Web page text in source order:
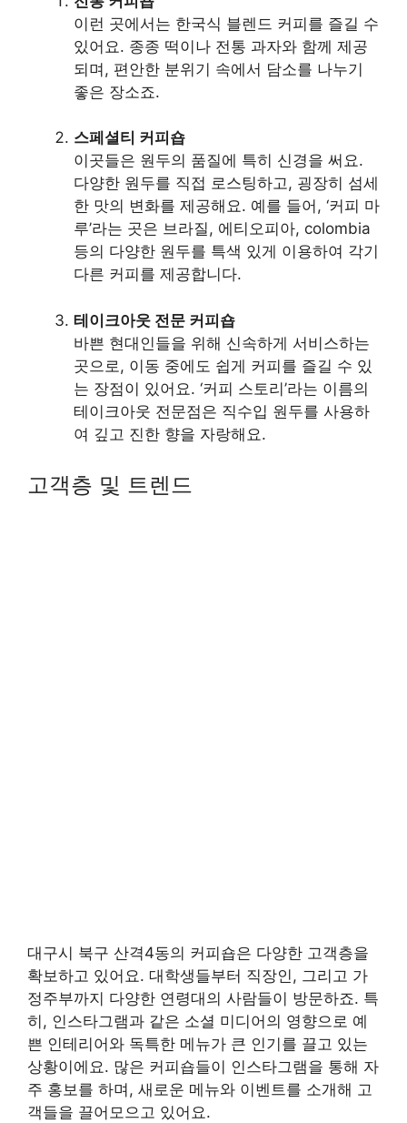
이런 곳에서는 한국식 블렌드 커피를 즐길 수
있어요. 종종 떡이나 전통 과자와 함께 제공
되며, 편안한 분위기 속에서 담소를 나누기
좋은 장소죠.
스페셜티 커피숍
이곳들은 원두의 품질에 특히 신경을 써요.
다양한 원두를 직접 로스팅하고, 굉장히 섬세
한 맛의 변화를 제공해요. 예를 들어, ‘커피 마
루’라는 곳은 브라질, 에티오피아, colombia
등의 다양한 원두를 특색 있게 이용하여 각기
다른 커피를 제공합니다.
테이크아웃 전문 커피숍
바쁜 현대인들을 위해 신속하게 서비스하는
곳으로, 이동 중에도 쉽게 커피를 즐길 수 있
는 장점이 있어요. ‘커피 스토리’라는 이름의
테이크아웃 전문점은 직수입 원두를 사용하
여 깊고 진한 향을 자랑해요.
고객층 및 트렌드
대구시 북구 산격4동의 커피숍은 다양한 고객층을
확보하고 있어요. 대학생들부터 직장인, 그리고 가
정주부까지 다양한 연령대의 사람들이 방문하죠. 특
히, 인스타그램과 같은 소셜 미디어의 영향으로 예
쁜 인테리어와 독특한 메뉴가 큰 인기를 끌고 있는
상황이에요. 많은 커피숍들이 인스타그램을 통해 자
주 홍보를 하며, 새로운 메뉴와 이벤트를 소개해 고
객들을 끌어모으고 있어요.